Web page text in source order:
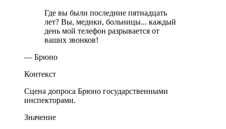
Где вы были последние пятнадцать
лет? Вы, медики, больницы... каждый
день мой телефон разрывается от
ваших звонков!
— Брюно
Контекст
Сцена допроса Брюно государственными
инспекторами.
Значение